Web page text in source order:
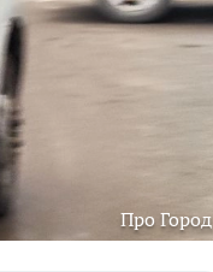
Про Город